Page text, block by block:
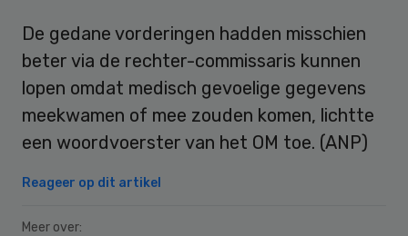
De gedane vorderingen hadden misschien
beter via de rechter-commissaris kunnen
lopen omdat medisch gevoelige gegevens
meekwamen of mee zouden komen, lichtte
een woordvoerster van het OM toe. (ANP)
Reageer op dit artikel
Meer over: